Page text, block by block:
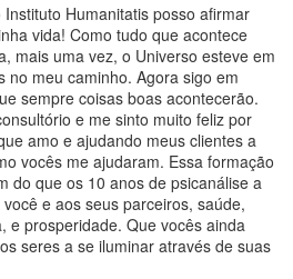
Humanitatis posso afirmar
vida! Como tudo que acontece
mais uma vez, o Universo esteve em
no meu caminho. Agora sigo em
sempre coisas boas acontecerão.
e me sinto muito feliz por
amo e ajudando meus clientes a
vocês me ajudaram. Essa formação
do que os 10 anos de psicanálise a
e aos seus parceiros, saúde,
e prosperidade. Que vocês ainda
seres a se iluminar através de suas